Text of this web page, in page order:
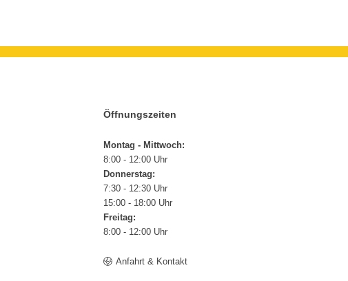
Öffnungszeiten
Montag - Mittwoch:
8:00 - 12:00 Uhr
Donnerstag:
7:30 - 12:30 Uhr
15:00 - 18:00 Uhr
Freitag:
8:00 - 12:00 Uhr
Anfahrt & Kontakt